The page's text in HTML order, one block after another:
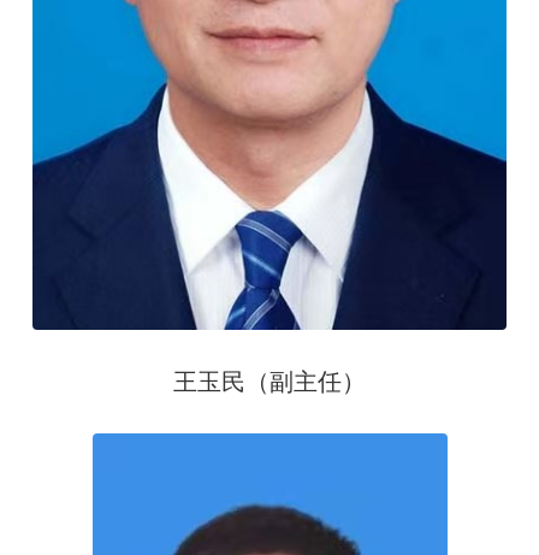
王玉民（副主任）